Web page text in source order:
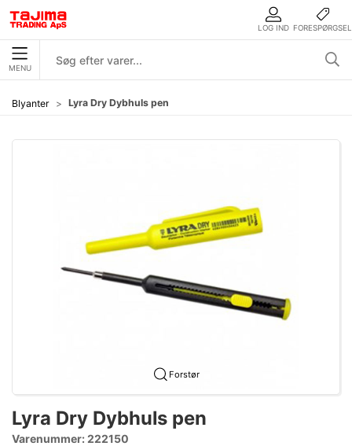
LOG IND FORESPØRGSEL
MENU
Blyanter Lyra Dry Dybhuls pen
Forstør
Lyra Dry Dybhuls pen
Varenummer:222150